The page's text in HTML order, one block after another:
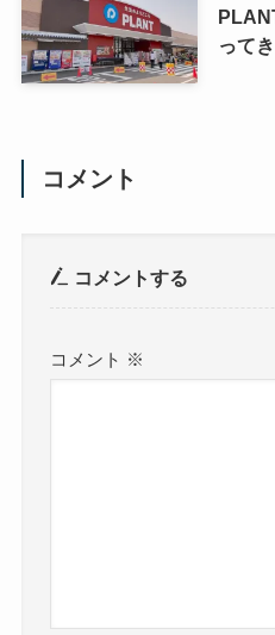
って
コメント
コメントする
コメント ※